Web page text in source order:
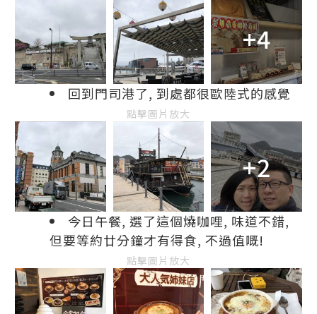
+4
回到門司港了, 到處都很歐陸式的感覺
點擊圖片放大
+2
今日午餐, 選了這個燒咖哩, 味道不錯,
但要等約廿分鐘才有得食, 不過值嘅!
點擊圖片放大